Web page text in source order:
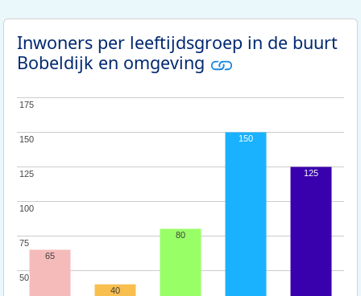
Inwoners per leeftijdsgroep in de buurt
Bobeldijk en omgeving
50
50
75
75
100
100
125
125
150
150
175
175
65
40
80
150
125